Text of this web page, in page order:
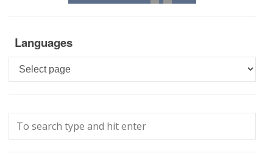
Languages
Languages